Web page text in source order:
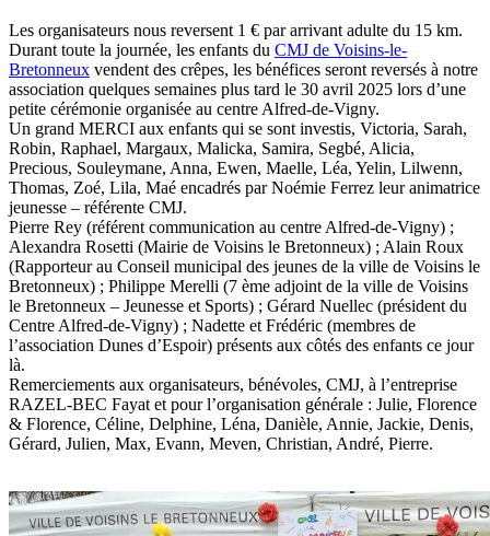
Les organisateurs nous reversent 1 € par arrivant adulte du 15 km.
Durant toute la journée, les enfants du CMJ de Voisins-le-
Bretonneux vendent des crêpes, les bénéfices seront reversés à notre
association quelques semaines plus tard le 30 avril 2025 lors d’une
petite cérémonie organisée au centre Alfred-de-Vigny.
Un grand MERCI aux enfants qui se sont investis, Victoria, Sarah,
Robin, Raphael, Margaux, Malicka, Samira, Segbé, Alicia,
Precious, Souleymane, Anna, Ewen, Maelle, Léa, Yelin, Lilwenn,
Thomas, Zoé, Lila, Maé encadrés par Noémie Ferrez leur animatrice
jeunesse – référente CMJ.
Pierre Rey (référent communication au centre Alfred-de-Vigny) ;
Alexandra Rosetti (Mairie de Voisins le Bretonneux) ; Alain Roux
(Rapporteur au Conseil municipal des jeunes de la ville de Voisins le
Bretonneux) ; Philippe Merelli (7 ème adjoint de la ville de Voisins
le Bretonneux – Jeunesse et Sports) ; Gérard Nuellec (président du
Centre Alfred-de-Vigny) ; Nadette et Frédéric (membres de
l’association Dunes d’Espoir) présents aux côtés des enfants ce jour
là.
Remerciements aux organisateurs, bénévoles, CMJ, à l’entreprise
RAZEL-BEC Fayat et pour l’organisation générale : Julie, Florence
& Florence, Céline, Delphine, Léna, Danièle, Annie, Jackie, Denis,
Gérard, Julien, Max, Evann, Meven, Christian, André, Pierre.